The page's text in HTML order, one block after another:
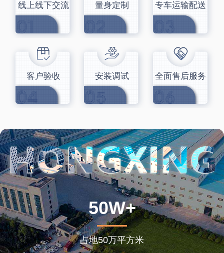
线上线下交流 量身定制 专车运输配送
客户验收 安装调试 全面售后服务
50W+
占地50万平方米